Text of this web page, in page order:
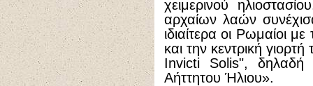
χειμερινού
αρχαίων λαών
ιδιαίτερα οι Ρωμαίοι
και την κεντρική
Invicti Solis", δηλαδή
Αήττητου Ήλιου».